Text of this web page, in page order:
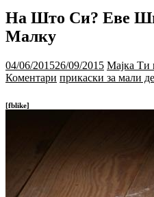
На Што Си? Еве
Малку
04/06/201526/09/2015 Мајка Ти
Коментари прикаски за мали
[fblike]